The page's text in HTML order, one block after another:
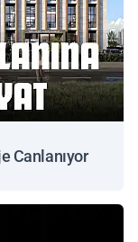
Canlanıyor